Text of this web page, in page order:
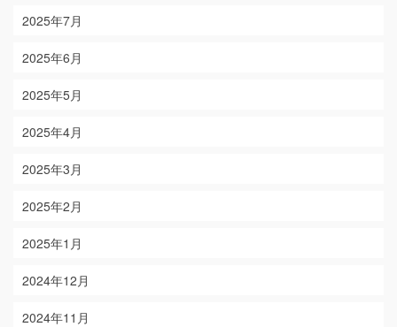
2025年7月
2025年6月
2025年5月
2025年4月
2025年3月
2025年2月
2025年1月
2024年12月
2024年11月